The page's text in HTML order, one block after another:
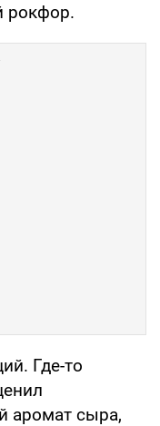
рокфор.
Где-то
аромат сыра,